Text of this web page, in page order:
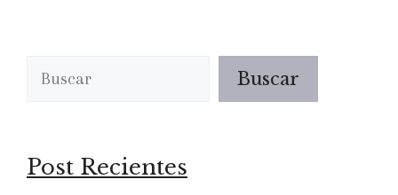
Buscar Buscar
Post Recientes